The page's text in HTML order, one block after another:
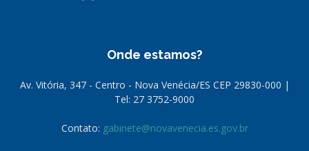
Onde estamos?
Av. Vitória, 347 - Centro - Nova Venécia/ES CEP 29830-000 |
Tel: 27 3752-9000
Contato: gabinete@novavenecia.es.gov.br